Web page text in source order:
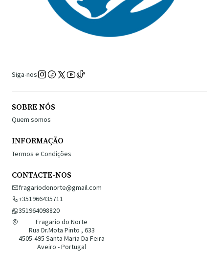
Siga-nos
SOBRE NÓS
Quem somos
INFORMAÇÃO
Termos e Condições
CONTACTE-NOS
fragariodonorte@gmail.com
+351966435711
351964098820
Fragario do Norte
Rua Dr.Mota Pinto , 633
4505-495 Santa Maria Da Feira
Aveiro - Portugal